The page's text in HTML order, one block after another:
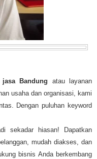
Bandung atau layanan
usaha dan organisasi, kami
Dengan puluhan keyword
sekadar hiasan! Dapatkan
mudah diakses, dan
bisnis Anda berkembang